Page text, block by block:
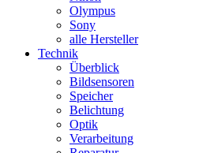
Olympus
Sony
alle Hersteller
Technik
Überblick
Bildsensoren
Speicher
Belichtung
Optik
Verarbeitung